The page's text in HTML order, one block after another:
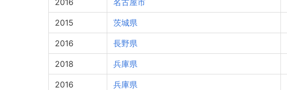
2016 名古屋市
2015 茨城県
2016 長野県
2018 兵庫県
2016 兵庫県